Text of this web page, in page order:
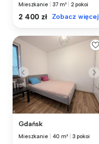
Mieszkanie 37 m² 2 pokoi
2 400 zł Zobacz więcej
Gdańsk
Mieszkanie 40 m² 3 pokoi